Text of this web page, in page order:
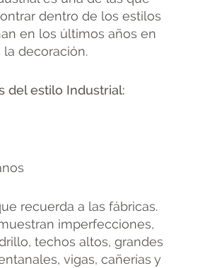
dentro de los estilos
en los últimos años en
decoración.
del estilo Industrial:
recuerda a las fábricas.
imperfecciones,
techos altos, grandes
vigas, cañerías y